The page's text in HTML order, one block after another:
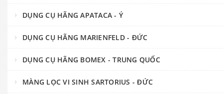
DỤNG CỤ HÃNG APATACA - Ý
DỤNG CỤ HÃNG MARIENFELD - ĐỨC
DỤNG CỤ HÃNG BOMEX - TRUNG QUỐC
MÀNG LỌC VI SINH SARTORIUS - ĐỨC